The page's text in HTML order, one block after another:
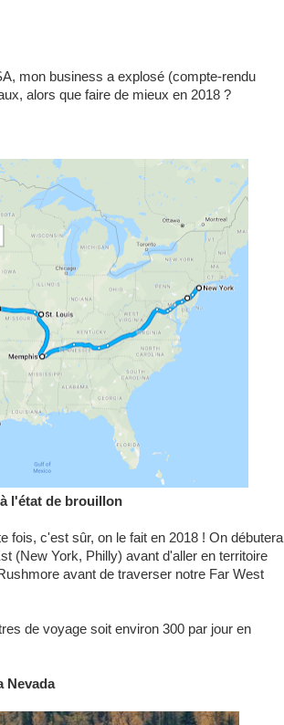
mon business a explosé (compte-rendu
alors que faire de mieux en 2018 ?
l'état de brouillon
fois, c'est sûr, on le fait en 2018 ! On débutera
(New York, Philly) avant d'aller en territoire
avant de traverser notre Far West
de voyage soit environ 300 par jour en
Nevada